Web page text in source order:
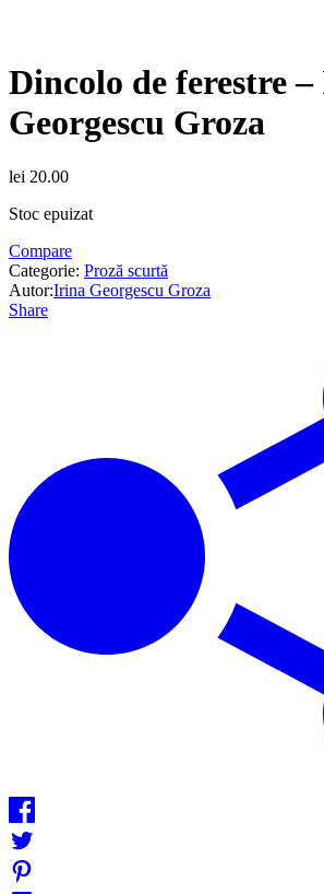
Dincolo de ferestre
Georgescu Groza
lei 20.00
Stoc epuizat
Compare
Categorie: Proză scurtă
Autor:Irina Georgescu Groza
Share